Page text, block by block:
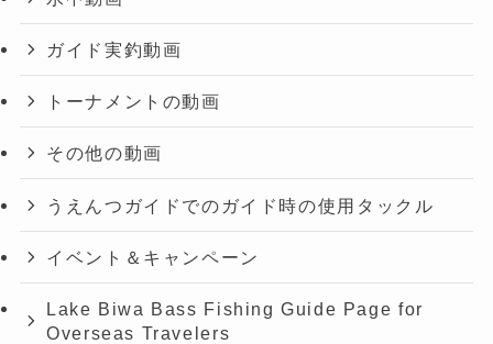
ガイド実釣動画
トーナメントの動画
その他の動画
うえんつガイドでのガイド時の使用タックル
イベント＆キャンペーン
Lake Biwa Bass Fishing Guide Page for
Overseas Travelers